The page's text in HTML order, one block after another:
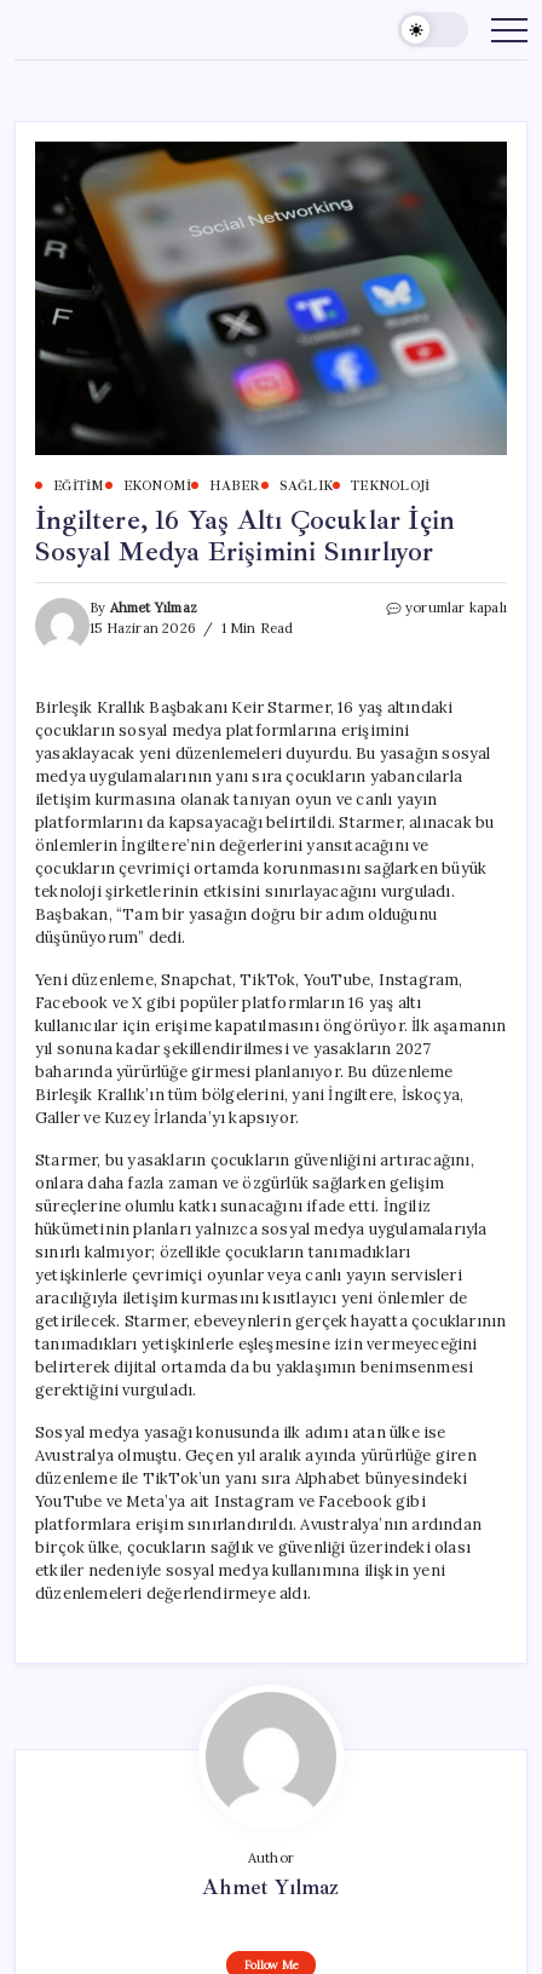
content
EĞITIM EKONOMI HABER SAĞLIK TEKNOLOJI
İngiltere, 16 Yaş Altı Çocuklar İçin
Sosyal Medya Erişimini Sınırlıyor
By Ahmet Yılmaz
15 Haziran 2026
1 Min Read
İngiltere,
İçin
Sosyal
Medya
Erişimini
için
yorumlar kapalı
Birleşik Krallık Başbakanı Keir Starmer, 16 yaş altındaki
çocukların sosyal medya platformlarına erişimini
yasaklayacak yeni düzenlemeleri duyurdu. Bu yasağın sosyal
medya uygulamalarının yanı sıra çocukların yabancılarla
iletişim kurmasına olanak tanıyan oyun ve canlı yayın
platformlarını da kapsayacağı belirtildi. Starmer, alınacak bu
önlemlerin İngiltere’nin değerlerini yansıtacağını ve
çocukların çevrimiçi ortamda korunmasını sağlarken büyük
teknoloji şirketlerinin etkisini sınırlayacağını vurguladı.
Başbakan, “Tam bir yasağın doğru bir adım olduğunu
düşünüyorum” dedi.
Yeni düzenleme, Snapchat, TikTok, YouTube, Instagram,
Facebook ve X gibi popüler platformların 16 yaş altı
kullanıcılar için erişime kapatılmasını öngörüyor. İlk aşamanın
yıl sonuna kadar şekillendirilmesi ve yasakların 2027
baharında yürürlüğe girmesi planlanıyor. Bu düzenleme
Birleşik Krallık’ın tüm bölgelerini, yani İngiltere, İskoçya,
Galler ve Kuzey İrlanda’yı kapsıyor.
Starmer, bu yasakların çocukların güvenliğini artıracağını,
onlara daha fazla zaman ve özgürlük sağlarken gelişim
süreçlerine olumlu katkı sunacağını ifade etti. İngiliz
hükümetinin planları yalnızca sosyal medya uygulamalarıyla
sınırlı kalmıyor; özellikle çocukların tanımadıkları
yetişkinlerle çevrimiçi oyunlar veya canlı yayın servisleri
aracılığıyla iletişim kurmasını kısıtlayıcı yeni önlemler de
getirilecek. Starmer, ebeveynlerin gerçek hayatta çocuklarının
tanımadıkları yetişkinlerle eşleşmesine izin vermeyeceğini
belirterek dijital ortamda da bu yaklaşımın benimsenmesi
gerektiğini vurguladı.
Sosyal medya yasağı konusunda ilk adımı atan ülke ise
Avustralya olmuştu. Geçen yıl aralık ayında yürürlüğe giren
düzenleme ile TikTok’un yanı sıra Alphabet bünyesindeki
YouTube ve Meta’ya ait Instagram ve Facebook gibi
platformlara erişim sınırlandırıldı. Avustralya’nın ardından
birçok ülke, çocukların sağlık ve güvenliği üzerindeki olası
etkiler nedeniyle sosyal medya kullanımına ilişkin yeni
düzenlemeleri değerlendirmeye aldı.
Author
Ahmet Yılmaz
Follow Me